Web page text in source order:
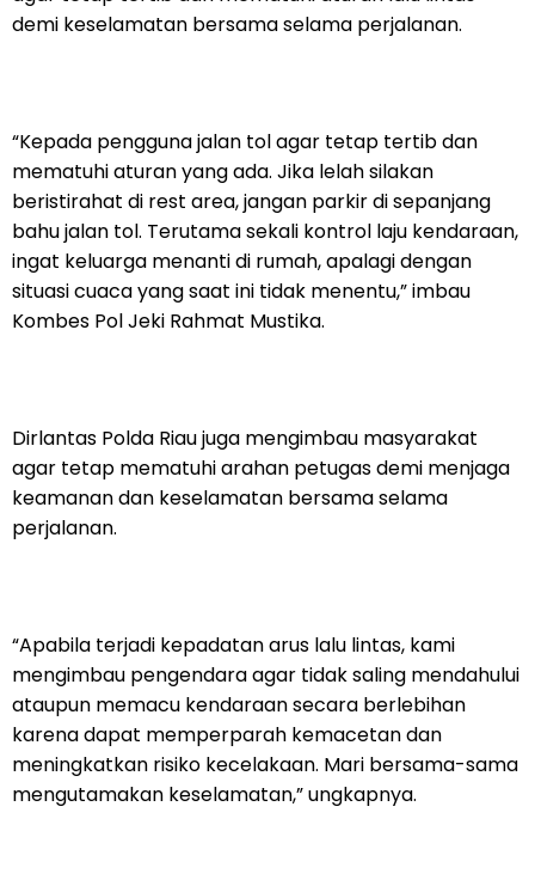
demi keselamatan bersama selama perjalanan.
“Kepada pengguna jalan tol agar tetap tertib dan
mematuhi aturan yang ada. Jika lelah silakan
beristirahat di rest area, jangan parkir di sepanjang
bahu jalan tol. Terutama sekali kontrol laju kendaraan,
ingat keluarga menanti di rumah, apalagi dengan
situasi cuaca yang saat ini tidak menentu,” imbau
Kombes Pol Jeki Rahmat Mustika.
Dirlantas Polda Riau juga mengimbau masyarakat
agar tetap mematuhi arahan petugas demi menjaga
keamanan dan keselamatan bersama selama
perjalanan.
“Apabila terjadi kepadatan arus lalu lintas, kami
mengimbau pengendara agar tidak saling mendahului
ataupun memacu kendaraan secara berlebihan
karena dapat memperparah kemacetan dan
meningkatkan risiko kecelakaan. Mari bersama-sama
mengutamakan keselamatan,” ungkapnya.